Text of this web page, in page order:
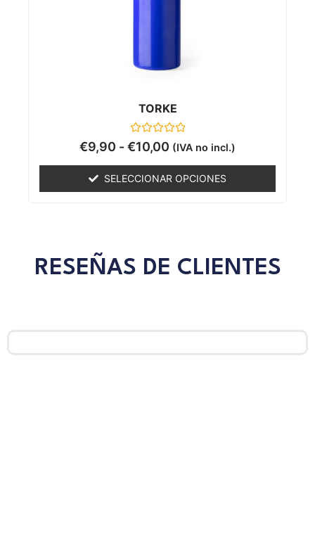
TORKE
Valorado
con
5
€9,90 -€10,00 (IVA no incl.)
SELECCIONAR OPCIONES
RESEÑAS DE CLIENTES